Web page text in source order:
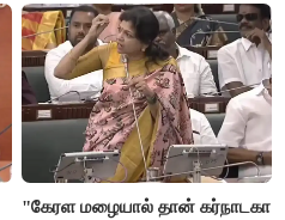
"கேரள மழையால் தான் கர்நாடகா